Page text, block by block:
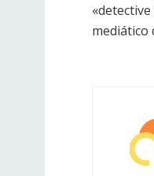
mediático